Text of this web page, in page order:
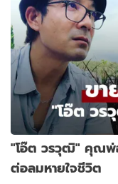
"โอ๊ต วรวุฒิ" คุณพ่
ต่อลมหายใจชีวิต